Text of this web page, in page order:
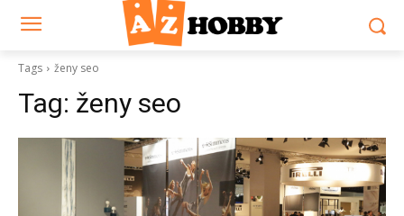
Tags ženy seo
Tag: ženy seo